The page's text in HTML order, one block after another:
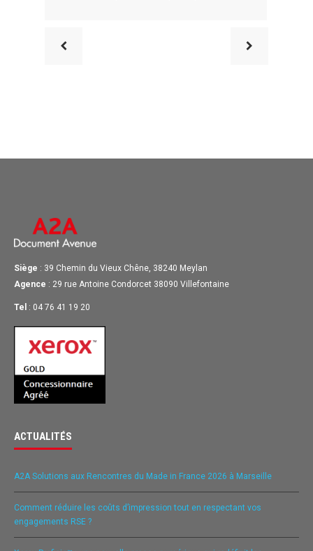
Siège : 39 Chemin du Vieux Chêne, 38240 Meylan
Agence : 29 rue Antoine Condorcet 38090 Villefontaine
Tel : 04 76 41 19 20
ACTUALITÉS
A2A Solutions aux Rencontres du Made in France 2026 à Marseille
Comment réduire les coûts d’impression tout en respectant vos
engagements RSE ?